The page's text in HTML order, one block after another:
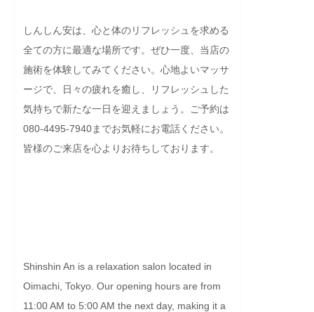
しんしん安は、心と体のリフレッシュを求める
全ての方に最適な場所です。ぜひ一度、当店の
施術を体験してみてください。心地よいマッサ
ージで、日々の疲れを癒し、リフレッシュした
気持ちで新たな一日を迎えましょう。ご予約は
080-4495-7940までお気軽にお電話ください。
皆様のご来店を心よりお待ちしております。
Shinshin An is a relaxation salon located in
Oimachi, Tokyo. Our opening hours are from
11:00 AM to 5:00 AM the next day, making it a